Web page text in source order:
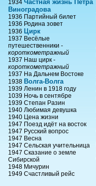
1934Частная жизнь Петра
Виноградова
1936 Партийный билет
1936 Родина зовет
1936 Цирк
1937 Весёлые
путешественники -
короткометражный
1937 Наш цирк -
короткометражный
1937 На Дальнем Востоке
1938 Волга-Волга
1939 Ленин в 1918 году
1039 Ночь в сентябре
1939 Степан Разин
1940 Любимая девушка
1940 Цена жизни
1947 Поезд идёт на восток
1947 Русский вопрос
1947 Весна
1947 Сельская учительница
1947 Сказание о земле
Сибирской
1948 Мичурин
1949 Счастливый рейс